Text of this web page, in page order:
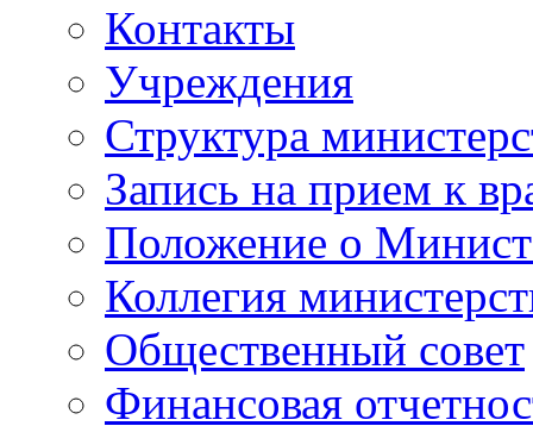
Контакты
Учреждения
Структура
Запись на прием к
Положение о
Коллегия
Общественный совет
Финансовая